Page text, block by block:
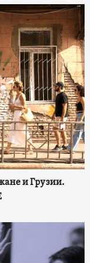
и Грузии.